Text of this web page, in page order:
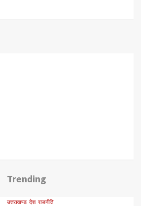
Trending
उत्तराखण्ड देश राजनीति